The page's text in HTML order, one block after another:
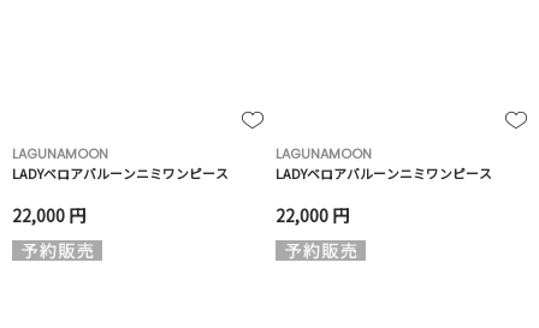
LAGUNAMOON
LADYベロアバルーンニミワンピース
22,000 円
LAGUNAMOON
LADYベロアバルーンニミワンピース
22,000 円